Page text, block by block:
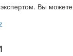
Вы можете